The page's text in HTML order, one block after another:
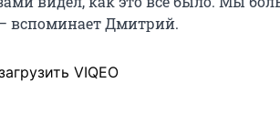
вспоминает Дмитрий.
VIQEO